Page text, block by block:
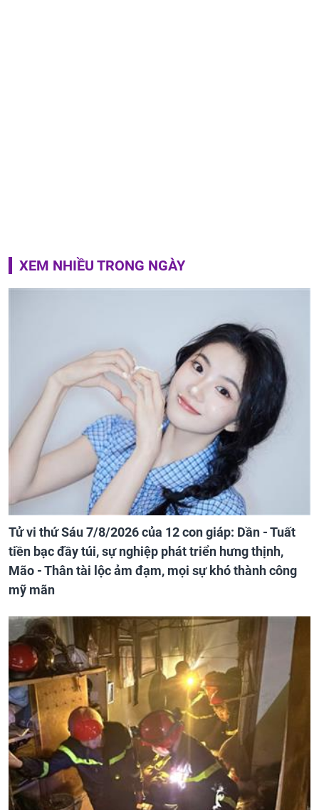
XEM NHIỀU TRONG NGÀY
Tử vi thứ Sáu 7/8/2026 của 12 con giáp: Dần - Tuất
tiền bạc đầy túi, sự nghiệp phát triển hưng thịnh,
Mão - Thân tài lộc ảm đạm, mọi sự khó thành công
mỹ mãn